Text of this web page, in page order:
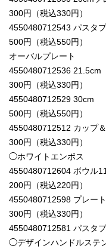
300円（税込330円）
4550480712543 パスタ
500円（税込550円）
オーバルプレート
4550480712536 21.5cm
300円（税込330円）
4550480712529 30cm
500円（税込550円）
4550480712512 カップ
300円（税込330円）
◯ホワイトエンボス
4550480712604 ボウル
200円（税込220円）
4550480712598 プレー
300円（税込330円）
4550480712581 パスタ
◯デザインハンドルステ